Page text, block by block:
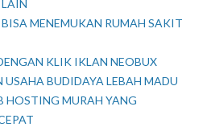
MENEMUKAN RUMAH SAKIT
KLIK IKLAN NEOBUX
BUDIDAYA LEBAH MADU
HOSTING MURAH YANG